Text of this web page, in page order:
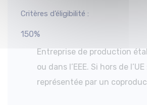
Critères d’éligibilité :
150%
Entreprise de production
ou dans l’EEE. Si hors de
représentée par un